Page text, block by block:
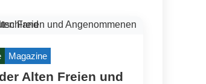
Magazine
Alten Freien und